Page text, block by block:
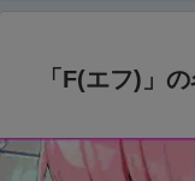
「F(エフ)」
マンガ「F(エフ)」